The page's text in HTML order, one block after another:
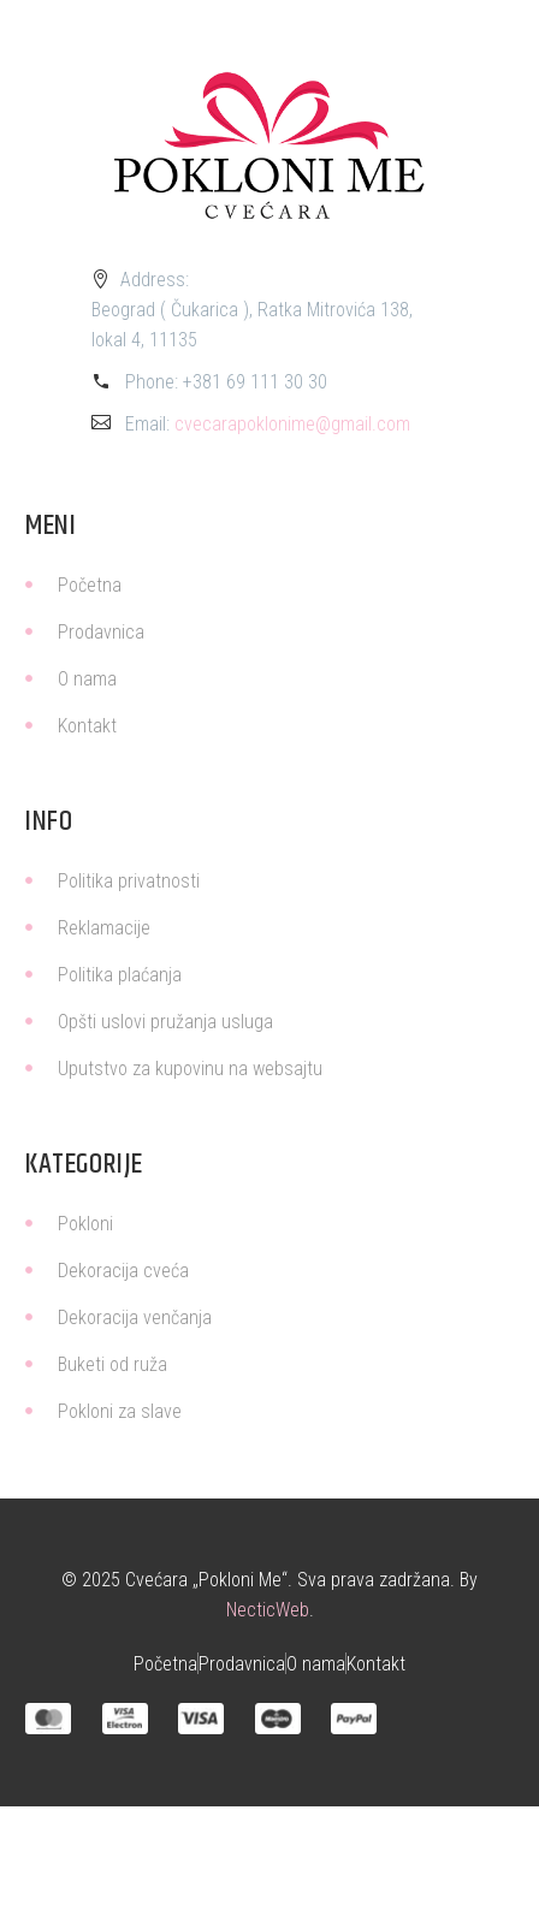
Address:
Beograd ( Čukarica ), Ratka Mitrovića 138,
lokal 4, 11135
Phone: +381 69 111 30 30
Email: cvecarapoklonime@gmail.com
MENI
Početna
Prodavnica
O nama
Kontakt
INFO
Politika privatnosti
Reklamacije
Politika plaćanja
Opšti uslovi pružanja usluga
Uputstvo za kupovinu na websajtu
KATEGORIJE
Pokloni
Dekoracija cveća
Dekoracija venčanja
Buketi od ruža
Pokloni za slave
© 2025 Cvećara „Pokloni Me“. Sva prava zadržana. By
NecticWeb.
PočetnaProdavnicaO namaKontakt